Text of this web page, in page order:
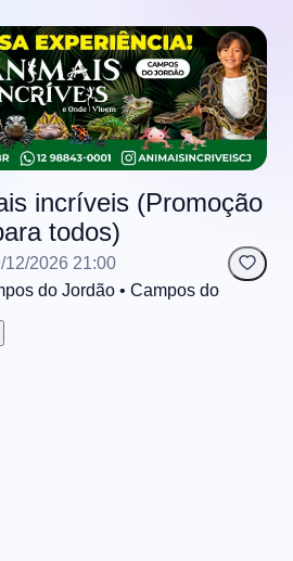
incríveis (Promoção
todos)
12/2026 21:00
do Jordão • Campos do